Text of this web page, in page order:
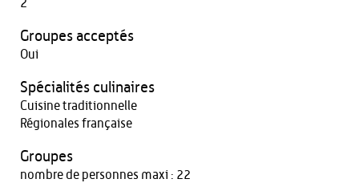
2
Groupes acceptés
Oui
Spécialités culinaires
Cuisine traditionnelle
Régionales française
Groupes
nombre de personnes maxi : 22